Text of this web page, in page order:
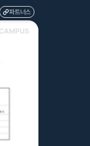
파트너스